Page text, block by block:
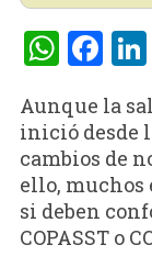
Aunque la
inició desde
cambios de
ello, muchos
si deben
COPASST o